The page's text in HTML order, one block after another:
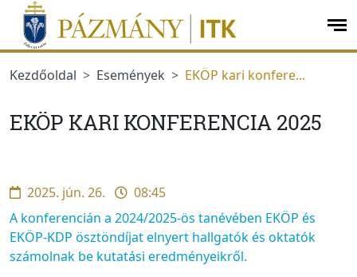
Ugrás a menüre
Ugrás a tartalomra
Kezdőoldal
Események EKÖP kari konfere...
EKÖP KARI KONFERENCIA 2025
2025. jún. 26.
08:45
A konferencián a 2024/2025-ös tanévében EKÖP és
EKÖP-KDP ösztöndíjat elnyert hallgatók és oktatók
számolnak be kutatási eredményeikről.